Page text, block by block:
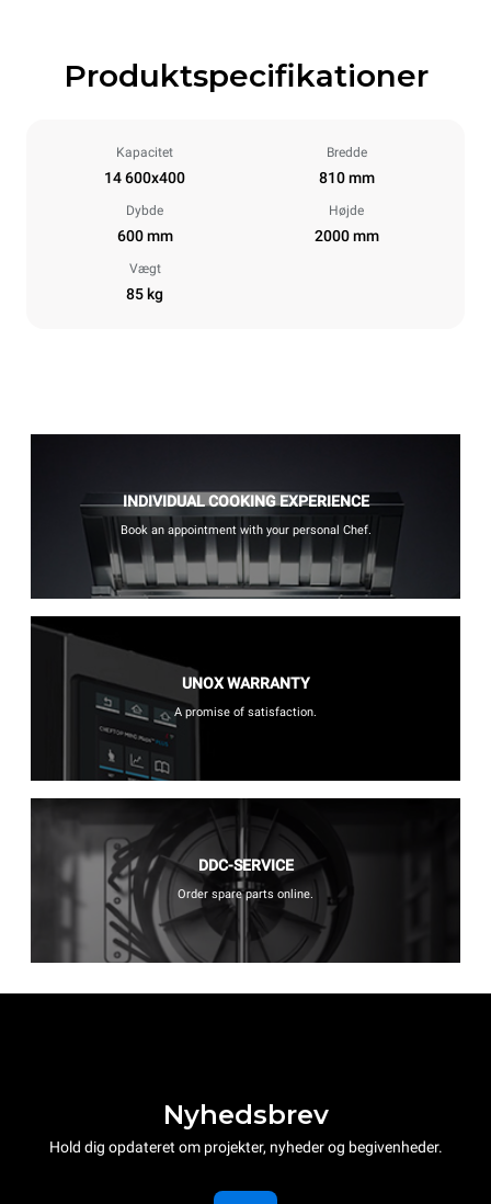
Produktspecifikationer
Kapacitet
14 600x400
Bredde
810 mm
Dybde
600 mm
Højde
2000 mm
Vægt
85 kg
INDIVIDUAL COOKING EXPERIENCE
Book an appointment with your personal Chef.
UNOX WARRANTY
A promise of satisfaction.
DDC-SERVICE
Order spare parts online.
Nyhedsbrev
Hold dig opdateret om projekter, nyheder og begivenheder.